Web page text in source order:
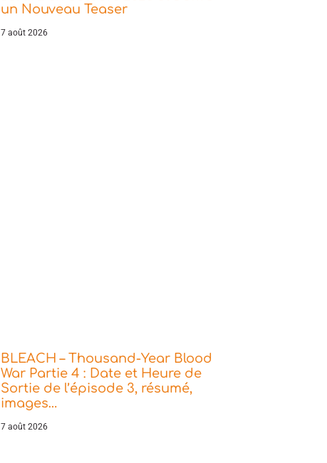
un Nouveau Teaser
7 août 2026
BLEACH – Thousand-Year Blood
War Partie 4 : Date et Heure de
Sortie de l’épisode 3, résumé,
images…
7 août 2026